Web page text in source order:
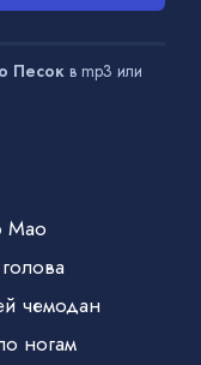
Песок в mp3 или
Мао
чемодан
ногам